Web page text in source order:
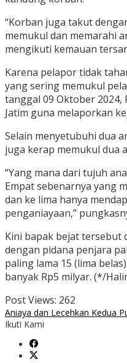
“Korban juga takut
memukul dan memarahi
mengikuti kemauan
Karena pelapor tidak
yang sering memukul
tanggal 09 Oktober 2024,
Jatim guna melaporkan
Selain menyetubuhi dua
juga kerap memukul dua
“Yang mana dari tujuh
Empat sebenarnya yang
dan ke lima hanya
penganiayaan,”
Kini bapak bejat tersebut
dengan pidana penjara
paling lama 15 (lima
banyak Rp5 milyar. (*/
Post Views: 262
Aniaya dan Lecehkan Kedua
Ikuti Kami